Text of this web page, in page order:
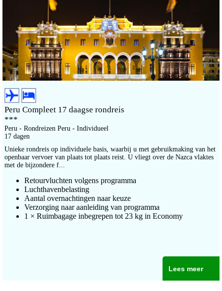
Peru Compleet 17 daagse rondreis
***
Peru - Rondreizen Peru - Individueel
17 dagen
Unieke rondreis op individuele basis, waarbij u met gebruikmaking van het
openbaar vervoer van plaats tot plaats reist. U vliegt over de Nazca vlaktes
met de bijzondere f...
Retourvluchten volgens programma
Luchthavenbelasting
Aantal overnachtingen naar keuze
Verzorging naar aanleiding van programma
1 × Ruimbagage inbegrepen tot 23 kg in Economy
Lees meer